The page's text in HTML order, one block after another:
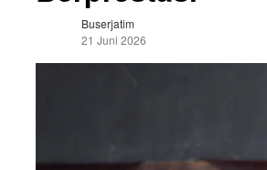
Buserjatim
21 Juni 2026